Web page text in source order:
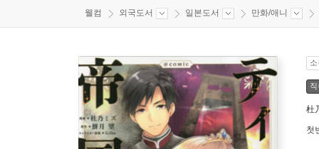
웰컴 외국도서 일본도서 만화/애니
杜
첫